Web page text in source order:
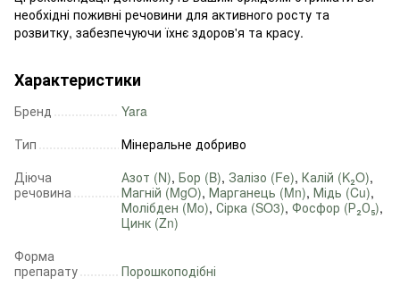
необхідні поживні речовини для активного росту та
розвитку, забезпечуючи їхнє здоров'я та красу.
Характеристики
Бренд
Yara
Тип
Мінеральне добриво
Діюча
речовина
Азот (N), Бор (B), Залізо (Fe), Калій (K₂O),
Магній (MgO), Марганець (Mn), Мідь (Cu),
Молібден (Mo), Сірка (SO3), Фосфор (Р₂О₅),
Цинк (Zn)
Форма
препарату
Порошкоподібні